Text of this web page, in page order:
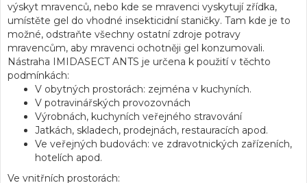
výskyt mravenců, nebo kde se mravenci vyskytují zřídka,
umístěte gel do vhodné insekticidní staničky. Tam kde je to
možné, odstraňte všechny ostatní zdroje potravy
mravencům, aby mravenci ochotněji gel konzumovali.
Nástraha IMIDASECT ANTS je určena k použití v těchto
podmínkách:
V obytných prostorách: zejména v kuchyních.
V potravinářských provozovnách
Výrobnách, kuchyních veřejného stravování
Jatkách, skladech, prodejnách, restauracích apod.
Ve veřejných budovách: ve zdravotnických zařízeních,
hotelích apod.
Ve vnitřních prostorách: